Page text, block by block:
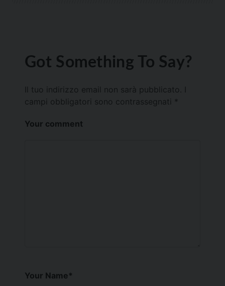
Got Something To Say?
Il tuo indirizzo email non sarà pubblicato.
campi obbligatori sono contrassegnati *
Your comment
Your Name*